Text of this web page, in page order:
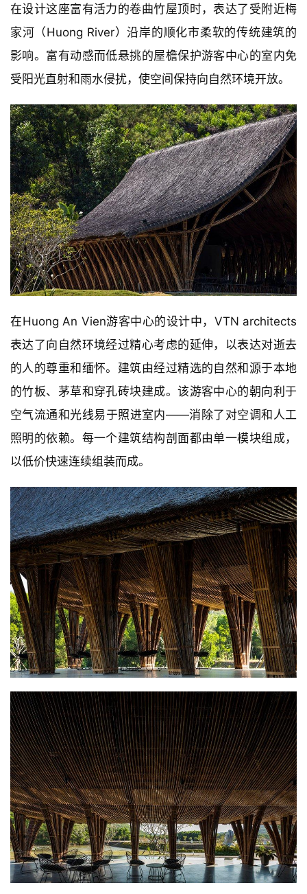
在设计这座富有活力的卷曲竹屋顶时，表达了受附近梅
家河（Huong River）沿岸的顺化市柔软的传统建筑的
影响。富有动感而低悬挑的屋檐保护游客中心的室内免
受阳光直射和雨水侵扰，使空间保持向自然环境开放。
在Huong An Vien游客中心的设计中，VTN architects
表达了向自然环境经过精心考虑的延伸，以表达对逝去
的人的尊重和缅怀。建筑由经过精选的自然和源于本地
的竹板、茅草和穿孔砖块建成。该游客中心的朝向利于
空气流通和光线易于照进室内——消除了对空调和人工
照明的依赖。每一个建筑结构剖面都由单一模块组成，
以低价快速连续组装而成。